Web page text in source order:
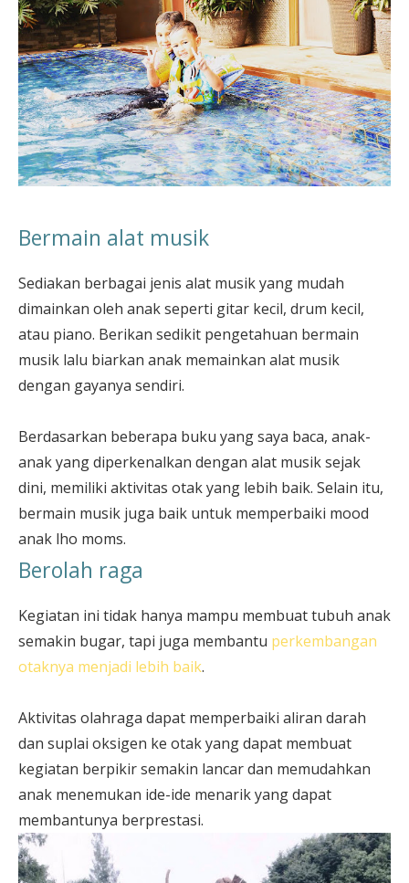
Bermain alat musik
Sediakan berbagai jenis alat musik yang mudah
dimainkan oleh anak seperti gitar kecil, drum kecil,
atau piano. Berikan sedikit pengetahuan bermain
musik lalu biarkan anak memainkan alat musik
dengan gayanya sendiri.
Berdasarkan beberapa buku yang saya baca, anak-
anak yang diperkenalkan dengan alat musik sejak
dini, memiliki aktivitas otak yang lebih baik. Selain itu,
bermain musik juga baik untuk memperbaiki mood
anak lho moms.
Berolah raga
Kegiatan ini tidak hanya mampu membuat tubuh anak
semakin bugar, tapi juga membantu perkembangan
otaknya menjadi lebih baik.
Aktivitas olahraga dapat memperbaiki aliran darah
dan suplai oksigen ke otak yang dapat membuat
kegiatan berpikir semakin lancar dan memudahkan
anak menemukan ide-ide menarik yang dapat
membantunya berprestasi.